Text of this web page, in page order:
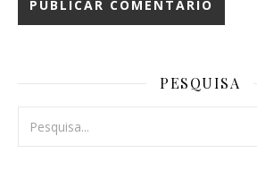
PESQUISA